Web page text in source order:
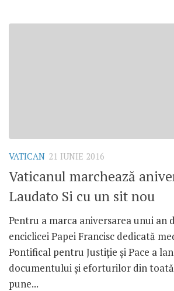
VATICAN 21 IUNIE 2016
Vaticanul marchează
Laudato Si cu un sit nou
Pentru a marca aniversarea unui an
enciclicei Papei Francisc dedicată
Pontifical pentru Justiție și Pace a
documentului și eforturilor din
pune...